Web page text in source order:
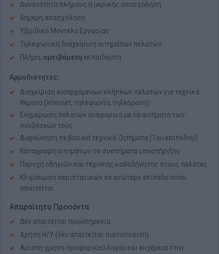
Δυνατότητα πλήρους ή μερικής απασχόληση
5ήμερη απασχόληση
Υβριδικό Μοντέλο Εργασίας
Τηλεφωνική διαχείριση αιτημάτων πελατών
Πλήρη, αμειβόμενη εκπαίδευση
Αρμοδιότητες:
Διαχείριση εισερχόμενων κλήσεων πελατών για τεχνικά
θέματα (internet, τηλεφωνία, τηλεόραση)
Ενημέρωση πελατών αναφορικά με τα αιτήματα των
συνδέσεών τους
Διερεύνηση σε βασικά τεχνικά ζητήματα (1ου επιπέδου)
Καταγραφή αιτημάτων σε συστήματα υποστήριξης
Παροχή οδηγιών και τεχνικής καθοδήγησης στους πελάτες
Κλιμάκωση περιστατικών σε ανώτερο επίπεδο όπου
απαιτείται
Απαραίτητα Προσόντα
Δεν απαιτείται προϋπηρεσία
Χρήση Η/Υ (δεν απαιτείται πιστοποίηση)
Άριστη χρήση προφορικού λόγου και ευχέρεια στην